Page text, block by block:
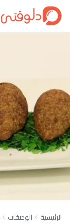
الرئيسية الوصفات